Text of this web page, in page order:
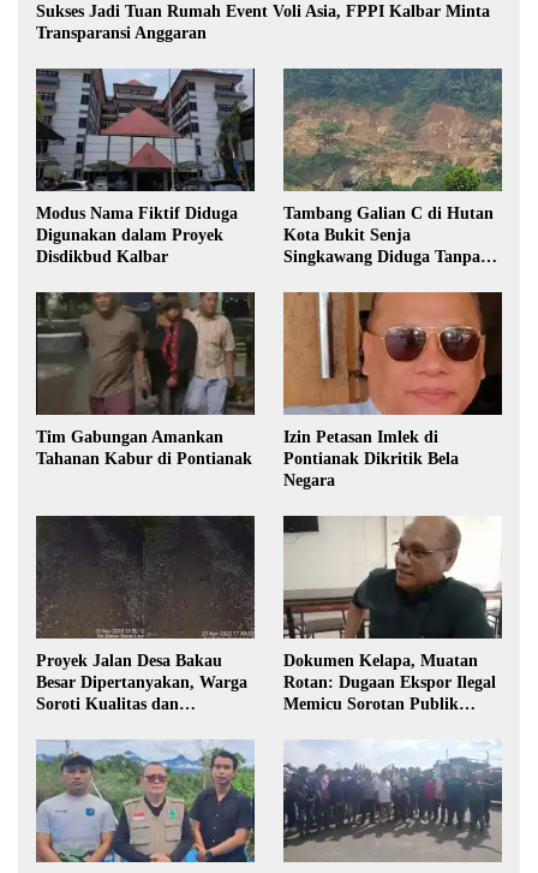
Sukses Jadi Tuan Rumah Event Voli Asia, FPPI Kalbar Minta
Transparansi Anggaran
Modus Nama Fiktif Diduga
Digunakan dalam Proyek
Disdikbud Kalbar
Tambang Galian C di Hutan
Kota Bukit Senja
Singkawang Diduga Tanpa
Tim Gabungan Amankan
Tahanan Kabur di Pontianak
Izin Petasan Imlek di
Pontianak Dikritik Bela
Negara
Proyek Jalan Desa Bakau
Besar Dipertanyakan, Warga
Soroti Kualitas dan
Pembangunan
Dokumen Kelapa, Muatan
Rotan: Dugaan Ekspor Ilegal
Memicu Sorotan Publik